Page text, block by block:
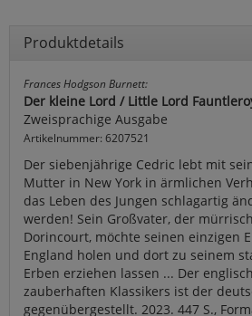
Produktdetails
Frances Hodgson Burnett:
Der kleine Lord / Little Lord
Zweisprachige Ausgabe
Artikelnummer: 6207521
Der siebenjährige Cedric lebt mit
Mutter in New York in ärmlichen
das Leben des Jungen schlagartig
werden! Sein Großvater, der
Dorincourt, möchte seinen einzigen
England holen und dort zu seinem
Erben erziehen lassen ... Der
zauberhaften Klassikers ist der
gegenübergestellt. 2023. 447 S.,